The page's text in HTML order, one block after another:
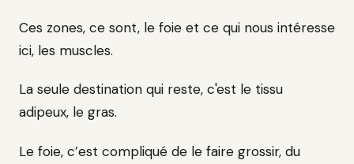
Ces zones, ce sont, le foie et ce qui nous intéresse
ici, les muscles.
La seule destination qui reste, c'est le tissu
adipeux, le gras.
Le foie, c’est compliqué de le faire grossir, du